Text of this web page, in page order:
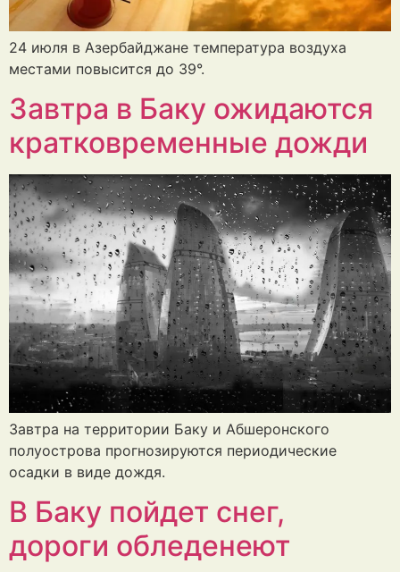
24 июля в Азербайджане температура воздуха
местами повысится до 39°.
Завтра в Баку ожидаются
кратковременные дожди
Завтра на территории Баку и Абшеронского
полуострова прогнозируются периодические
осадки в виде дождя.
В Баку пойдет снег,
дороги обледенеют